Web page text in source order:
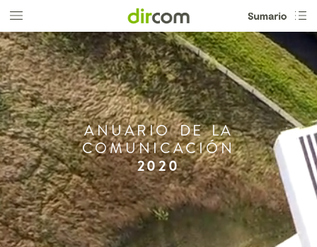
ANUARIO DE LA
COMUNICACIÓN
2020